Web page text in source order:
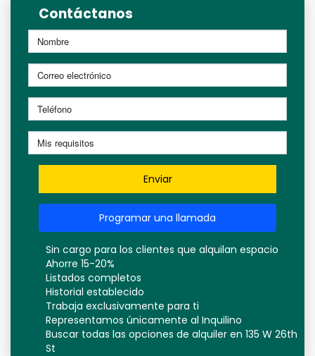
Contáctanos
Enviar
Programar una llamada
Sin cargo para los clientes que alquilan espacio
Ahorre 15-20%
Listados completos
Historial establecido
Trabaja exclusivamente para ti
Representamos únicamente al Inquilino
Buscar todas las opciones de alquiler en 135 W 26th
St